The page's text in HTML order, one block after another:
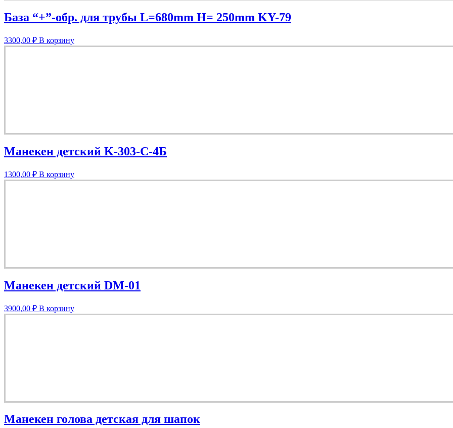
База “+”-обр. для трубы L=680mm H= 250mm KY-79
3300,00 ₽ В корзину
Манекен детский K-303-C-4Б
1300,00 ₽ В корзину
Манекен детский DM-01
3900,00 ₽ В корзину
Манекен голова детская для шапок